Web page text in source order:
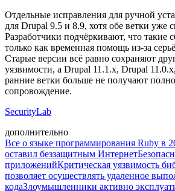
Отдельные исправления для ручной
для Drupal 9.5 и 8.9, хотя обе ветки уже
Разработчики подчёркивают, что
только как временная помощь из-за
Старые версии всё равно сохраняют
уязвимости, а Drupal 11.1.x, Drupal
ранние ветки больше не получают
сопровождение.
SecurityLab
дополнительно
Все о языке программирования Ruby в
оставил беззащитным Интернет
приложенийКритическая уязвимость
позволяет осуществлять удаленное
кодаЗлоумышленники активно